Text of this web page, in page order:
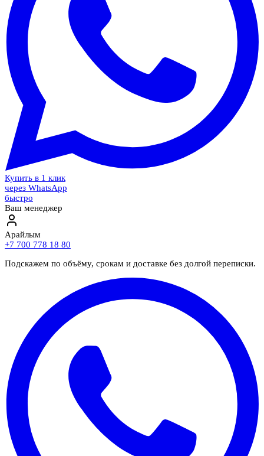
Купить в 1 клик
через WhatsApp
быстро
Ваш менеджер
Арайлым
+7 700 778 18 80
Подскажем по объёму, срокам и доставке без долгой переписки.